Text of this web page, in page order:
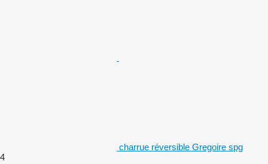
charrue réversible Gregoire spg
4